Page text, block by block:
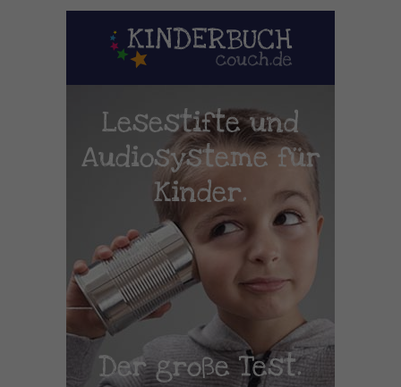
Lesestifte und
Audiosysteme für
Kinder.
Der große Test.